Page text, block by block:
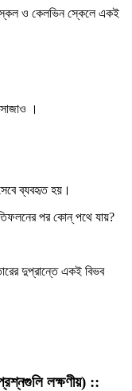
স্কেল ও কেলভিন স্কেলে একই
।
ব্যবহৃত হয়।
পর কোন্ পথে যায়?
দুপ্রান্তে একই বিভব
লক্ষণীয়) ::